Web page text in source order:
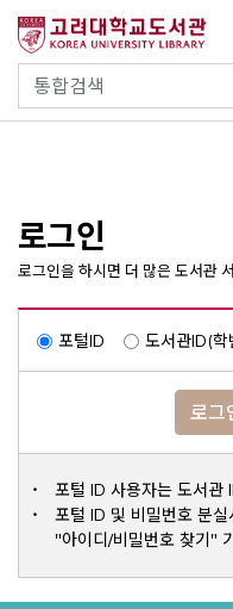
건
통합검색
사이트내 검색
로그인
로그인을 하시면 더 많은 도서관
포털ID 도서관ID(학
로그
포털 ID 사용자는 도서관
포털 ID 및 비밀번호 분실
"아이디/비밀번호 찾기"